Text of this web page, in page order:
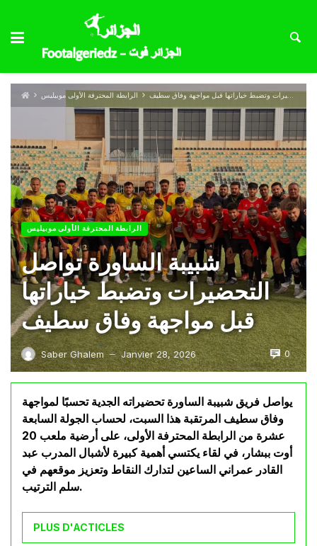
الرابطة المحترفة الأولى موبيليس شبيبة الساورة تواصل التحضيرات وتضبط خياراتها قبل مواجهة وفاق سطيف
الرابطة المحترفة الأولى موبيليس
شبيبة الساورة تواصل
التحضيرات وتضبط خياراتها
قبل مواجهة وفاق سطيف
Saber Ghalem — Janvier 28, 2026 0
يواصل فريق شبيبة الساورة تحضيراته الجدية تحسبًا لمواجهة
وفاق سطيف المرتقبة هذا السبت، لحساب الجولة السابعة
عشرة من الرابطة المحترفة الأولى، على أرضية ملعب 20
أوت ببشار، في لقاء يكتسي أهمية كبيرة لأشبال المدرب عبد
القادر عمراني الساعين لتدارك النقاط وتعزيز موقعهم في
سلم الترتيب.
PLUS D'ACTICLES